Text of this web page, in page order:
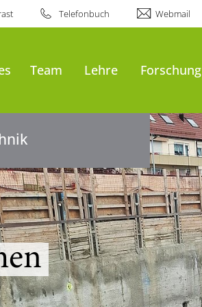
Telefonbuch Webmail
Team Lehre Forschung